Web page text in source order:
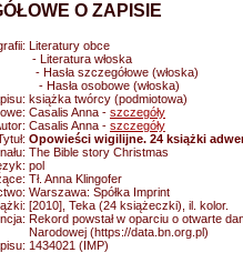
O ZAPISIE
Literatury obce
- Literatura włoska
- Hasła szczegółowe (włoska)
- Hasła osobowe (włoska)
książka twórcy (podmiotowa)
Casalis Anna - szczegóły
Casalis Anna - szczegóły
Opowieści wigilijne. 24 książki
The Bible story Christmas
pol
Tł. Anna Klingofer
Warszawa: Spółka Imprint
[2010], Teka (24 książeczki), il. kolor.
Rekord powstał w oparciu o otwarte
Narodowej (https://data.bn.org.pl)
1434021 (IMP)